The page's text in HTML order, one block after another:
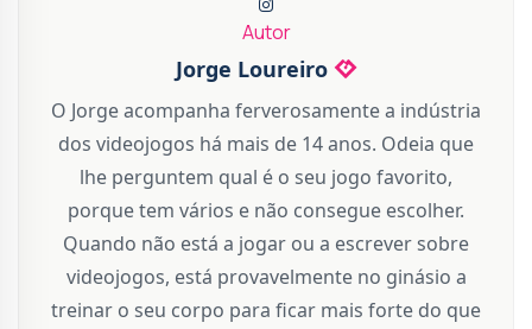
Autor
Jorge Loureiro
O Jorge acompanha ferverosamente a indústria
dos videojogos há mais de 14 anos. Odeia que
lhe perguntem qual é o seu jogo favorito,
porque tem vários e não consegue escolher.
Quando não está a jogar ou a escrever sobre
videojogos, está provavelmente no ginásio a
treinar o seu corpo para ficar mais forte do que